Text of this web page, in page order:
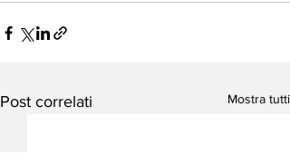
Post correlati Mostra tutti